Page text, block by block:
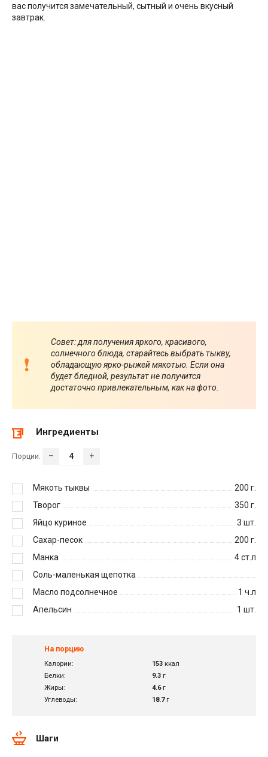
вас получится замечательный, сытный и очень вкусный
завтрак.
Совет: для получения яркого, красивого,
солнечного блюда, старайтесь выбрать тыкву,
обладающую ярко-рыжей мякотью. Если она
будет бледной, результат не получится
достаточно привлекательным, как на фото.
Ингредиенты
Порции: – +
Мякоть тыквы 200 г.
Творог
350 г.
Яйцо куриное
3 шт.
Сахар-песок
200 г.
Манка
4ст.л
Соль-маленькая щепотка
Масло подсолнечное
1 ч.л
Апельсин
1 шт.
На порцию
Калории: 153 ккал
Белки:
9.3 г
Жиры:
4.6г
Углеводы:
18.7г
Шаги